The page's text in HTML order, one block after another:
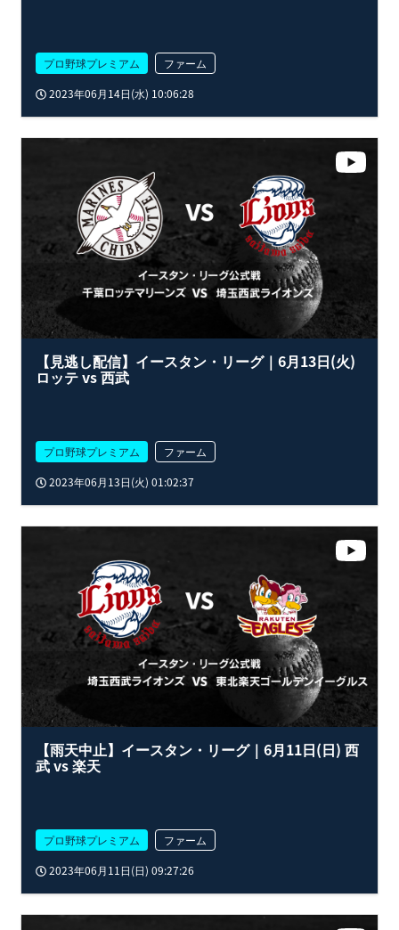
プロ野球プレミアム
ファーム
2023年06月14日(水) 10:06:28
【見逃し配信】イースタン・リーグ｜6月13日(火)
ロッテ vs 西武
プロ野球プレミアム
ファーム
2023年06月13日(火) 01:02:37
【雨天中止】イースタン・リーグ｜6月11日(日) 西
武 vs 楽天
プロ野球プレミアム
ファーム
2023年06月11日(日) 09:27:26